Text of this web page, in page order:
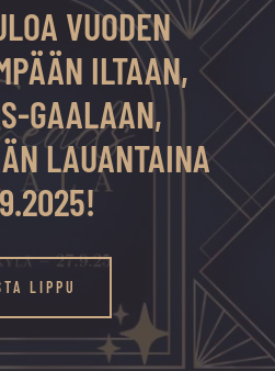
VUODEN
ILTAAN,
GAALAAN,
LAUANTAINA
LIPPU